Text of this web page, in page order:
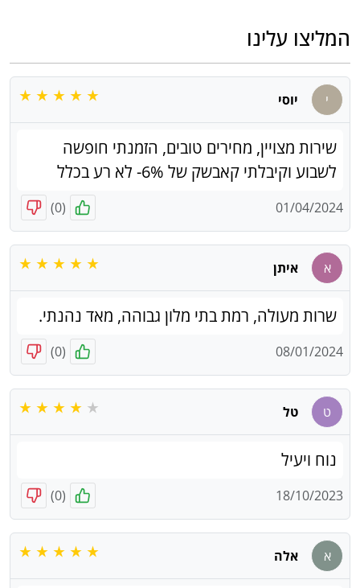
המליצו עלינו
י יוסי
שירות מצויין, מחירים טובים, הזמנתי חופשה
לשבוע וקיבלתי קאבשק של 6%- לא רע בכלל
01/04/2024
(
0
)
א איתן
שרות מעולה, רמת בתי מלון גבוהה, מאד נהנתי.
08/01/2024
(
0
)
ט טל
נוח ויעיל
18/10/2023
(
0
)
א אלה